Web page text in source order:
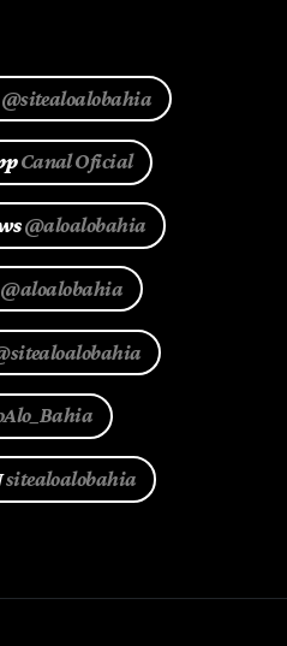
@sitealoalobahia
Canal Oficial
@aloalobahia
@aloalobahia
sitealoalobahia